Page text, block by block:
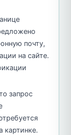
почту,
на сайте.
запрос
картинке.